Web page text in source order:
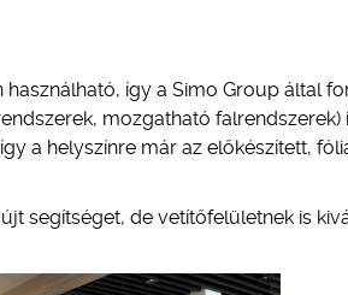
így a Simo Group által
mozgatható falrendszerek)
a helyszínre már az előkészített,
segítséget, de vetítőfelületnek is